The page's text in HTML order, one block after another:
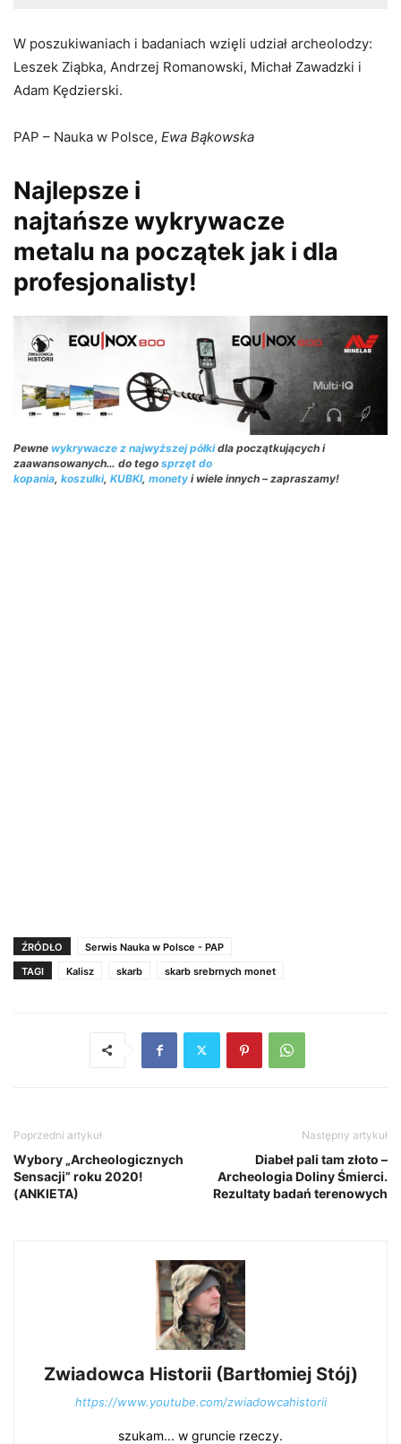
W poszukiwaniach i badaniach wzięli udział archeolodzy:
Leszek Ziąbka, Andrzej Romanowski, Michał Zawadzki i
Adam Kędzierski.
PAP – Nauka w Polsce, Ewa Bąkowska
Najlepsze i
najtańsze wykrywacze
metalu na początek jak i dla
profesjonalisty!
Pewne wykrywacze z najwyższej półkidla początkujących i
zaawansowanych… do tego sprzęt do
kopania, koszulki, KUBKI, monety i wiele innych – zapraszamy!
ŹRÓDŁO
Serwis Nauka w Polsce - PAP
TAGI
Kalisz skarb skarb srebrnych monet
Poprzedni artykuł
Wybory „Archeologicznych
Sensacji” roku 2020!
(ANKIETA)
Następny artykuł
Diabeł pali tam złoto –
Archeologia Doliny Śmierci.
Rezultaty badań terenowych
Zwiadowca Historii (Bartłomiej Stój)
https://www.youtube.com/zwiadowcahistorii
szukam... w gruncie rzeczy.